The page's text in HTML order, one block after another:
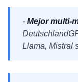
- Mejor multi-
Llama, Mistral